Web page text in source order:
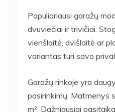
Populiariausi garažų
dvuviečiai ir trivičiai.
vienšlaitė, dvišlaitė ar
variantas turi savo
Garažų rinkoje yra
pasirinkimų. Matmenys
m². Dažniausiai